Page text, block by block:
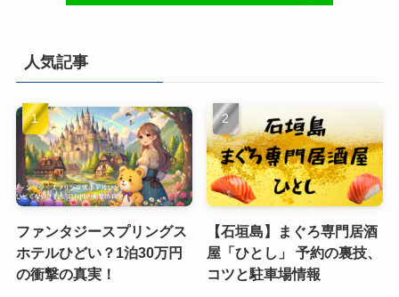
人気記事
ファンタジースプリングス
ホテルひどい？1泊30万円
の衝撃の真実！
【石垣島】まぐろ専門居酒
屋「ひとし」 予約の裏技、
コツと駐車場情報